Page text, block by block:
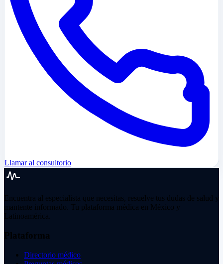
Llamar al consultorio
Encuentra al especialista que necesitas, resuelve tus dudas de salud y
mantente informado. Tu plataforma médica en México y
Latinoamérica.
Plataforma
Directorio médico